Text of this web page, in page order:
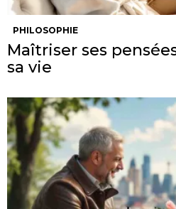
PHILOSOPHIE
Maîtriser ses
sa vie